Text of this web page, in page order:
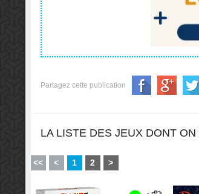
Partagez cette publication
LA LISTE DES JEUX DONT
<< < 1 2 >